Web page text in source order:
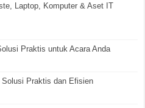
Laptop, Komputer & Aset IT
Praktis untuk Acara Anda
Praktis dan Efisien